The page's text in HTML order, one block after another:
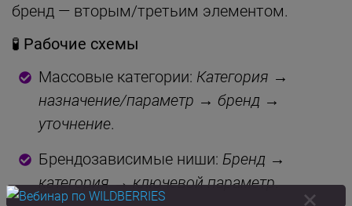
бренд — вторым/третьим элементом.
🧪 Рабочие схемы
Массовые категории: Категория →
назначение/параметр → бренд →
уточнение.
Брендозависимые ниши: Бренд →
категория→ключевой параметр.